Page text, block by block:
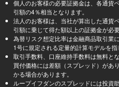
個人のお客様の必要証拠金は、各通貨
引額の4％相当となります。
法人のお客様は、当社が算出した通貨
引額に乗じて得た額以上の証拠金が必
為替リスク想定比率は金融商品取引業
1号に規定される定量的計算モデルを指
取引手数料、口座維持手数料は無料と
買付価格には差額（スプレッド）があ
かる場合があります。
ループイフダンのスプレッドには投資